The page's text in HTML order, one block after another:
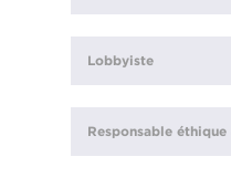
Lobbyiste
Responsable éthique